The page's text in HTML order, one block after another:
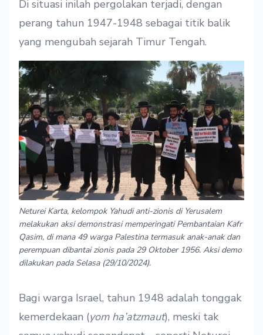
Di situasi inilah pergolakan terjadi, dengan
perang tahun 1947-1948 sebagai titik balik
yang mengubah sejarah Timur Tengah.
Neturei Karta, kelompok Yahudi anti-zionis di Yerusalem
melakukan aksi demonstrasi memperingati Pembantaian Kafr
Qasim, di mana 49 warga Palestina termasuk anak-anak dan
perempuan dibantai zionis pada 29 Oktober 1956. Aksi demo
dilakukan pada Selasa (29/10/2024).
Bagi warga Israel, tahun 1948 adalah tonggak
kemerdekaan (yom ha’atzmaut), meski tak